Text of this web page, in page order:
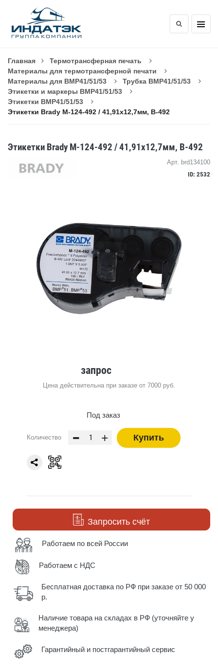
Главная
Термотрансферная печать
Материалы для термотрансферной печати
Материалы для BMP41/51/53
Трубка BMP41/51/53
Этикетки и маркеры BMP41/51/53
Этикетки BMP41/51/53
Этикетки Brady M-124-492 / 41,91x12,7мм, B-492
Этикетки Brady M-124-492 / 41,91x12,7мм, B-492
Арт. brd134100
ID: 2532
запрос
Цена действительна при заказе от 7000 руб.
Под заказ
Количество - + Купить
Запросить счёт
Работаем по всей России
Работаем с НДС
Бесплатная доставка по РФ при заказе от 50 000
р.
Наличие товара на складах в РФ (уточняйте у
менеджера)
Гарантийный и постгарантийный сервис